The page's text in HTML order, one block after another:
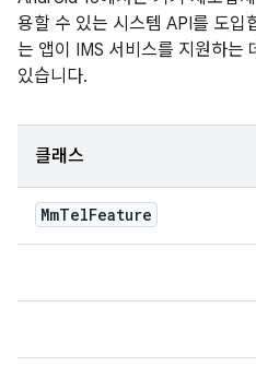
용할 수 있는 시스템 API를 도입
는 앱이 IMS 서비스를 지원하는
있습니다.
클래스
MmTelFeature